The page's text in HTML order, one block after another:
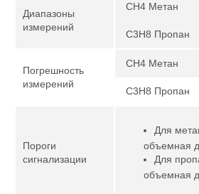
Диапазоны
измерений
CH4 Метан
C3H8 Пропан
Погрешность
измерений
CH4 Метан
C3H8 Пропан
Пороги
сигнализации
Для
объемная
Для
объемная